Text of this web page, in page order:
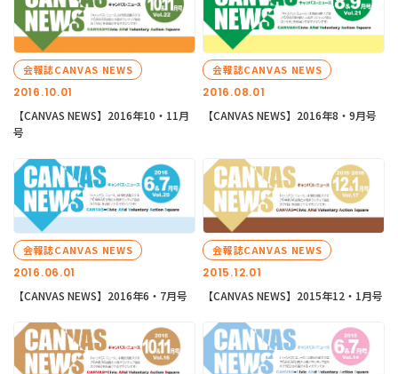
2016.10.01
会報誌CANVAS NEWS
【CANVAS NEWS】2016年10・11月
号
2016.08.01
会報誌CANVAS NEWS
【CANVAS NEWS】2016年8・9月号
2016.06.01
会報誌CANVAS NEWS
【CANVAS NEWS】2016年6・7月号
2015.12.01
会報誌CANVAS NEWS
【CANVAS NEWS】2015年12・1月号